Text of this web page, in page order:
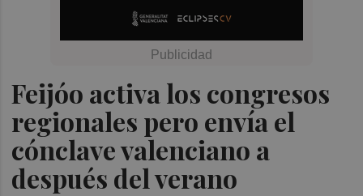
Feijóo activa los congresos
regionales pero envía el
cónclave valenciano a
después del verano